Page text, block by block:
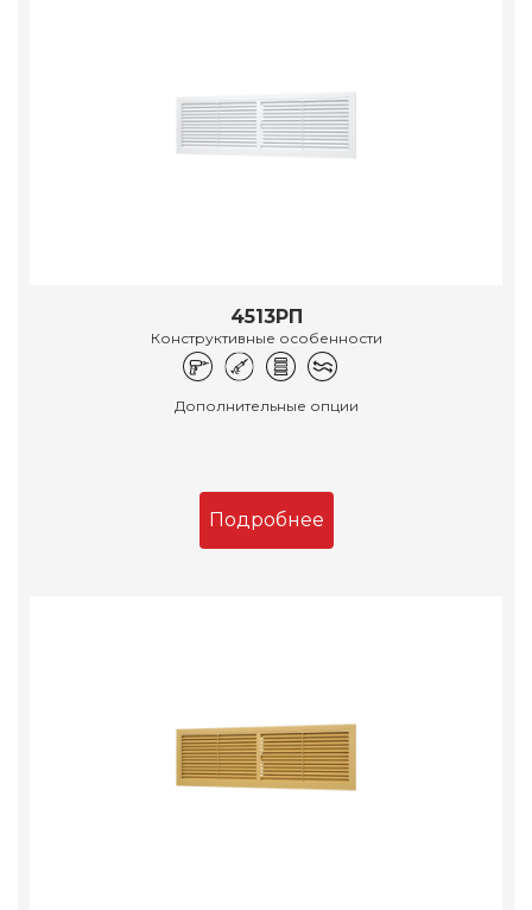
4513РП
Конструктивные особенности
Дополнительные опции
Подробнее